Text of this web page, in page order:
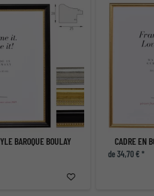
BAROQUE BOULAY CADRE EN
de 34,70 € *